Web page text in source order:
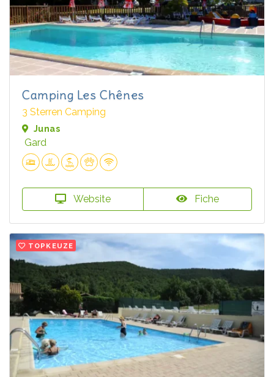
Camping Les Chênes
3 Sterren Camping
Junas
Gard
Website Fiche
TOPKEUZE